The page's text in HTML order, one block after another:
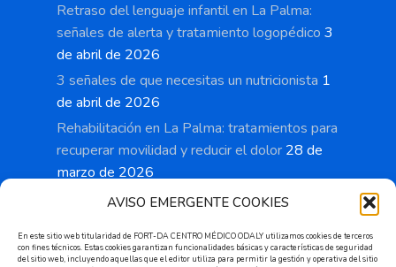
AVISO EMERGENTE COOKIES
En este sitio web titularidad de FORT-DA CENTRO MÉDICO ODALY utilizamos cookies de terceros
con fines técnicos. Estas cookies garantizan funcionalidades básicas y características de seguridad
del sitio web, incluyendo aquellas que el editor utiliza para permitir la gestión y operativa del sitio
Retraso del lenguaje infantil en La Palma:
señales de alerta y tratamiento logopédico 3
de abril de 2026
3 señales de que necesitas un nutricionista 1
de abril de 2026
Rehabilitación en La Palma: tratamientos para
recuperar movilidad y reducir el dolor 28 de
marzo de 2026
Cita previa